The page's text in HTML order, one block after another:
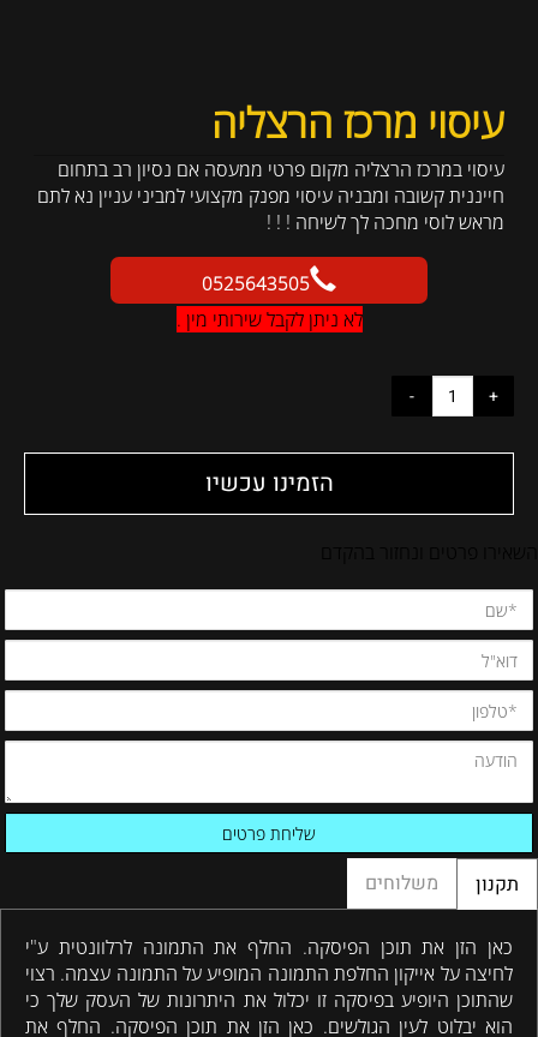
עיסוי מרכז הרצליה
עיסוי במרכז הרצליה מקום פרטי ממעסה אם נסיון רב בתחום
חייננית קשובה ומבניה עיסוי מפנק מקצועי למביני עניין נא לתם
מראש לוסי מחכה לך לשיחה ! ! !
0525643505
לא ניתן לקבל שירותי מין .
הזמינו עכשיו
תקנון משלוחים
כאן הזן את תוכן הפיסקה. החלף את התמונה לרלוונטית ע"י
לחיצה על אייקון החלפת התמונה המופיע על התמונה עצמה. רצוי
שהתוכן היופיע בפיסקה זו יכלול את היתרונות של העסק שלך כי
הוא יבלוט לעין הגולשים. כאן הזן את תוכן הפיסקה. החלף את